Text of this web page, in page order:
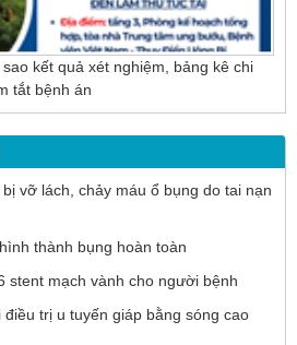
kết quả xét nghiệm, bảng kê chi
tắt bệnh án
vỡ lách, chảy máu ổ bụng do tai nạn
thành bụng hoàn toàn
stent mạch vành cho người bệnh
trị u tuyến giáp bằng sóng cao